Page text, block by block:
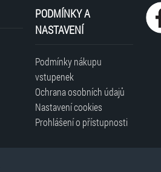
PODMÍNKY A
NASTAVENÍ
Podmínky nákupu
vstupenek
Ochrana osobních údajů
Nastavení cookies
Prohlášení o přístupnosti